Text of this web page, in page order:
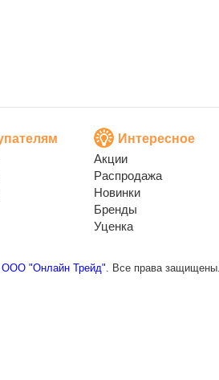
Интересное
Акции
Распродажа
Новинки
Бренды
Уценка
ООО "Онлайн Трейд". Все права